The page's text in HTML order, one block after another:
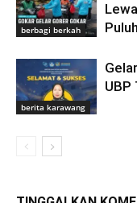
berbagi berkah
berita karawang
UBP